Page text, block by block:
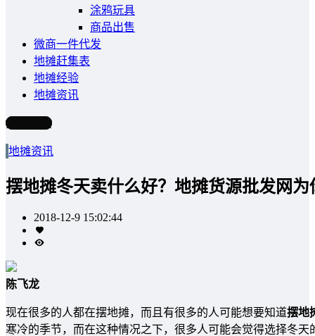
涂鸦玩具
商品出售
微商一件代发
地摊赶集表
地摊经验
地摊资讯
写文章
地摊资讯
摆地摊冬天卖什么好？地摊货源批发网为
2018-12-9 15:02:44
陈飞龙
现在很多的人都在摆地摊，而且有很多的人可能想要知道摆地
寒冷的季节，而在这种情况之下，很多人可能会觉得选择冬